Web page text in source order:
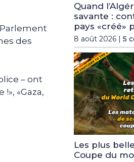
des
– ont
«Gaza,
Quand
savante :
pays «créé»
8 août 2026 | 5
Les plus
Coupe du